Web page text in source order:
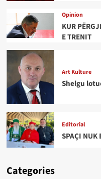
Opinion
KUR
E TRENIT
Art Kulture
Shelgu
Editorial
SPAÇI NUK
Categories